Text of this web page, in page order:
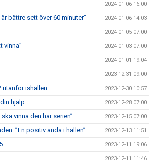
2024-01-06 16:00
bättre sett över 60 minuter” 2024-01-06 14:03
2024-01-05 07:00
vinna” 2024-01-03 07:00
2024-01-01 19:04
2023-12-31 09:00
utanför ishallen 2023-12-30 10:57
hjälp 2023-12-28 07:00
vinna den här serien” 2023-12-15 07:00
”En positiv anda i hallen” 2023-12-13 11:51
2023-12-11 19:06
2023-12-11 11:46